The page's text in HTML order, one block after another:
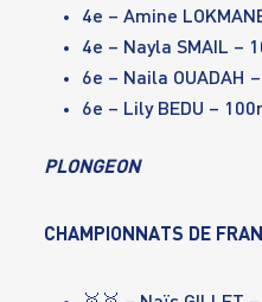
4e – Amine
4e – Nayla SMAIL –
6e – Naila OUADAH
6e – Lily BEDU –
PLONGEON
CHAMPIONNATS DE